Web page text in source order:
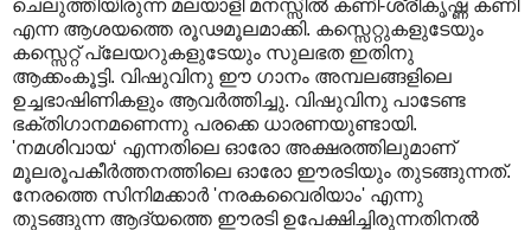
ചെലുത്തിയിരുന്ന മലയാളി മനസ്സില്‍ കണി-ശ്രീകൃഷ്ണ കണി
എന്ന ആശയത്തെ രൂഢമൂലമാക്കി. കസ്സെറ്റുകളുടേയും
കസ്സെറ്റ്‌ പ്ലേയറുകളുടേയും സുലഭത ഇതിനു
ആക്കംകൂട്ടി. വിഷുവിനു ഈ ഗാനം അമ്പലങ്ങളിലെ
ഉച്ചഭാഷിണികളും ആവര്‍ത്തിച്ചു. വിഷുവിനു പാടേണ്ട
ഭക്തിഗാനമണെന്നു പരക്കെ ധാരണയുണ്ടായി.
'നമശിവായ‘ എന്നതിലെ ഓരോ അക്ഷരത്തിലുമാണ്‌
മൂലരൂപകീര്‍ത്തനത്തിലെ ഓരോ ഈരടിയും തുടങ്ങുന്നത്‌.
നേരത്തെ സിനിമക്കാര്‍ 'നരകവൈരിയാം' എന്നു
തുടങ്ങുന്ന ആദ്യത്തെ ഈരടി ഉപേക്ഷിച്ചിരുന്നതിനല്‍